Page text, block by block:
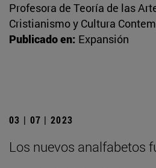
Profesora de Teoría de las
Cristianismo y Cultura
Publicado en: Expansión
03 | 07 | 2023
Los nuevos analfabetos